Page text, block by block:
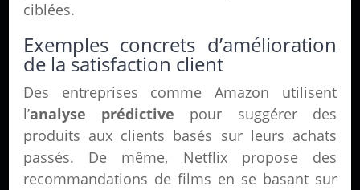
ciblées.
Exemples concrets d’amélioration
de la satisfaction client
Des entreprises comme Amazon utilisent
l’analyse prédictive pour suggérer des
produits aux clients basés sur leurs achats
passés. De même, Netflix propose des
recommandations de films en se basant sur